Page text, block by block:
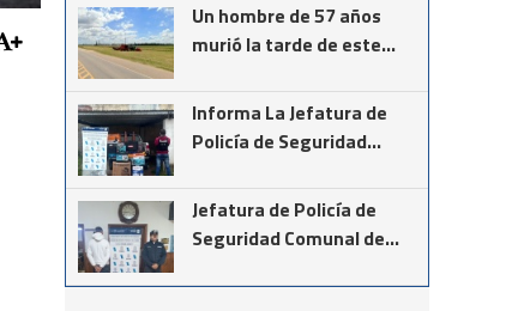
Un hombre de 57 años
murió la tarde de este
la instalación de cámaras
de seguridad en el cruce
de las rutas provinciales
67 y 85
Informa La Jefatura de
Policía de Seguridad
Suárez
Jefatura de Policía de
Seguridad Comunal de
procedimientos llevados a